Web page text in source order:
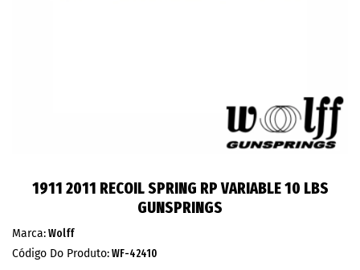
1911 2011 RECOIL SPRING RP VARIABLE 10 LBS
GUNSPRINGS
Marca:Wolff
Código Do Produto:WF-42410